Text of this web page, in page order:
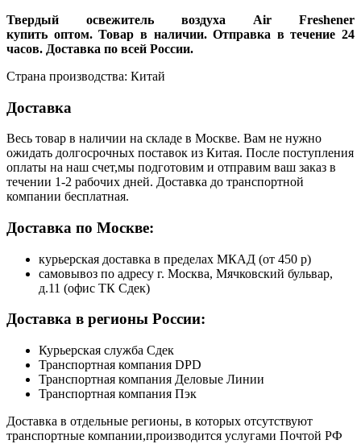
Твердый освежитель воздуха Air Freshener
купить оптом. Товар в наличии. Отправка в течение 24
часов. Доставка по всей России.
Страна производства: Китай
Доставка
Весь товар в наличии на складе в Москве. Вам не нужно
ожидать долгосрочных поставок из Китая. После поступления
оплаты на наш счет,мы подготовим и отправим ваш заказ в
течении 1-2 рабочих дней. Доставка до транспортной
компании бесплатная.
Доставка по Москве:
курьерская доставка в пределах МКАД (от 450 р)
самовывоз по адресу г. Москва, Мячковский бульвар,
д.11 (офис ТК Сдек)
Доставка в регионы России:
Курьерская служба Сдек
Транспортная компания DPD
Транспортная компания Деловые Линии
Транспортная компания Пэк
Доставка в отдельные регионы, в которых отсутствуют
транспортные компании,производится услугами Почтой РФ